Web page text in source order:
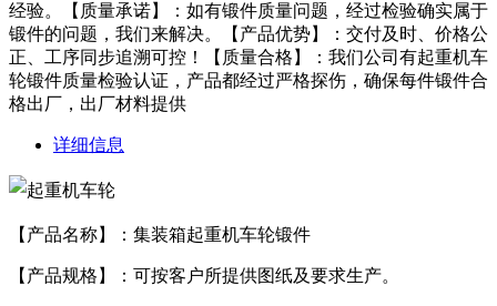
经验。【质量承诺】：如有锻件质量问题，经过检验确实属于
锻件的问题，我们来解决。【产品优势】：交付及时、价格公
正、工序同步追溯可控！【质量合格】：我们公司有起重机车
轮锻件质量检验认证，产品都经过严格探伤，确保每件锻件合
格出厂，出厂材料提供
详细信息
【产品名称】：集装箱起重机车轮锻件
【产品规格】：可按客户所提供图纸及要求生产。